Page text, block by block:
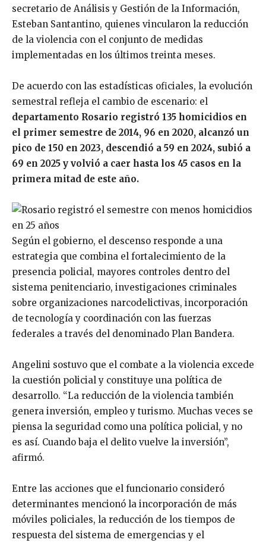
secretario de Análisis y Gestión de la Información,
Esteban Santantino, quienes vincularon la reducción
de la violencia con el conjunto de medidas
implementadas en los últimos treinta meses.
De acuerdo con las estadísticas oficiales, la evolución
semestral refleja el cambio de escenario: el
departamento Rosario registró 135 homicidios en
el primer semestre de 2014, 96 en 2020, alcanzó un
pico de 150 en 2023, descendió a 59 en 2024, subió a
69 en 2025 y volvió a caer hasta los 45 casos en la
primera mitad de este año.
Según el gobierno, el descenso responde a una
estrategia que combina el fortalecimiento de la
presencia policial, mayores controles dentro del
sistema penitenciario, investigaciones criminales
sobre organizaciones narcodelictivas, incorporación
de tecnología y coordinación con las fuerzas
federales a través del denominado Plan Bandera.
Angelini sostuvo que el combate a la violencia excede
la cuestión policial y constituye una política de
desarrollo. “La reducción de la violencia también
genera inversión, empleo y turismo. Muchas veces se
piensa la seguridad como una política policial, y no
es así. Cuando baja el delito vuelve la inversión”,
afirmó.
Entre las acciones que el funcionario consideró
determinantes mencionó la incorporación de más
móviles policiales, la reducción de los tiempos de
respuesta del sistema de emergencias y el